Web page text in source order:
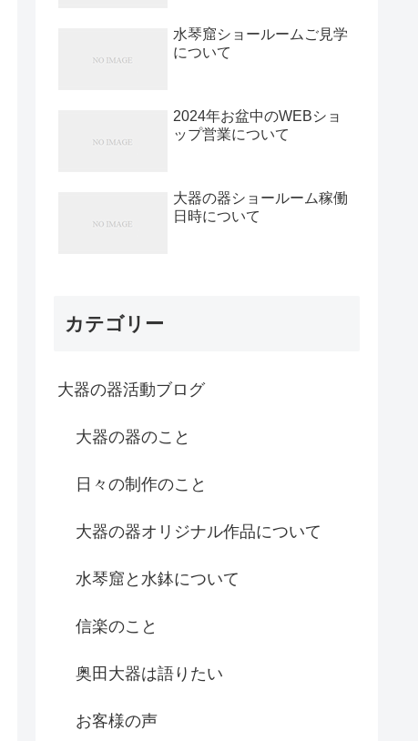
水琴窟ショールームご見学
について
2024年お盆中のWEBショ
ップ営業について
大器の器ショールーム稼働
日時について
カテゴリー
大器の器活動ブログ
大器の器のこと
日々の制作のこと
大器の器オリジナル作品について
水琴窟と水鉢について
信楽のこと
奥田大器は語りたい
お客様の声